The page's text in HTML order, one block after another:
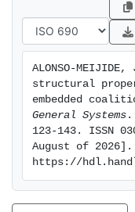
ALONSO-
structural
embedded
General Systems .
123-143. ISSN
August of
https://